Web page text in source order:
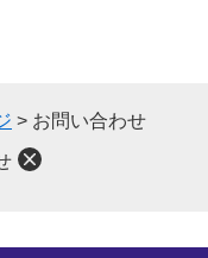
> お問い合わせ